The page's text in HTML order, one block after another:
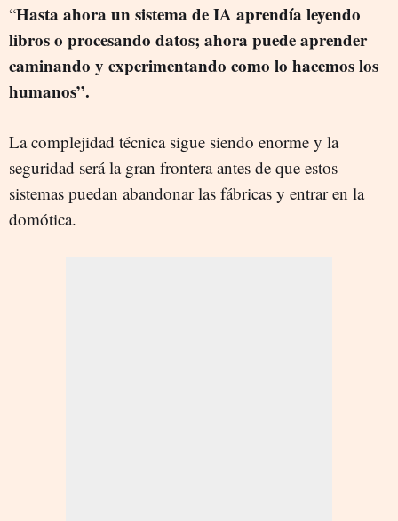
“Hasta ahora un sistema de IA aprendía leyendo
libros o procesando datos; ahora puede aprender
caminando y experimentando como lo hacemos los
humanos”.
La complejidad técnica sigue siendo enorme y la
seguridad será la gran frontera antes de que estos
sistemas puedan abandonar las fábricas y entrar en la
domótica.